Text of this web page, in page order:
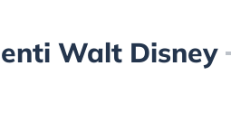
Walt Disney